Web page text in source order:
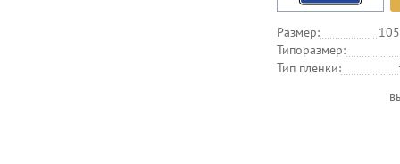
Размер:
Типоразмер:
Тип пленки: